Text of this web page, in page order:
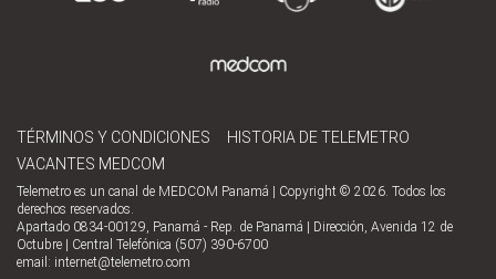
TÉRMINOS Y CONDICIONES
HISTORIA DE TELEMETRO
VACANTES MEDCOM
Telemetro es un canal de MEDCOM Panamá | Copyright © 2026. Todos los
derechos reservados.
Apartado 0834-00129, Panamá - Rep. de Panamá | Dirección, Avenida 12 de
Octubre | Central Telefónica (507) 390-6700
email: internet@telemetro.com